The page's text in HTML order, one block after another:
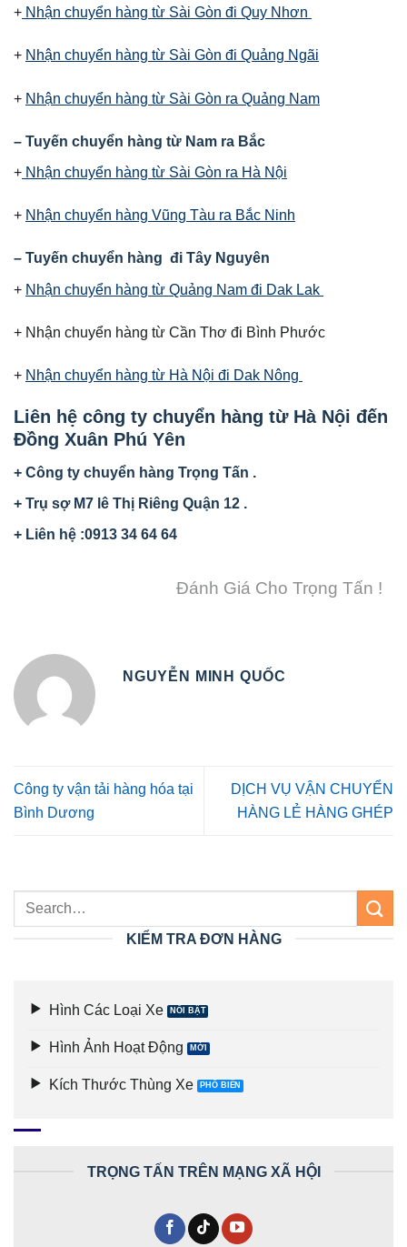
+ Nhận chuyển hàng từ Sài Gòn đi Quy Nhơn
+ Nhận chuyển hàng từ Sài Gòn đi Quảng Ngãi
+ Nhận chuyển hàng từ Sài Gòn ra Quảng Nam
– Tuyến chuyển hàng từ Nam ra Bắc
+ Nhận chuyển hàng từ Sài Gòn ra Hà Nội
+ Nhận chuyển hàng Vũng Tàu ra Bắc Ninh
– Tuyến chuyển hàng đi Tây Nguyên
+ Nhận chuyển hàng từ Quảng Nam đi Dak Lak
+ Nhận chuyển hàng từ Cần Thơ đi Bình Phước
+ Nhận chuyển hàng từ Hà Nội đi Dak Nông
Liên hệ công ty chuyển hàng từ Hà Nội đến
Đồng Xuân Phú Yên
+ Công ty chuyển hàng Trọng Tấn .
+ Trụ sợ M7 lê Thị Riêng Quận 12 .
+ Liên hệ :0913 34 64 64
Đánh Giá Cho Trọng Tấn !
NGUYỄN MINH QUỐC
Công ty vận tải hàng hóa tại
Bình Dương
DỊCH VỤ VẬN CHUYỂN
HÀNG LẺ HÀNG GHÉP
KIỂM TRA ĐƠN HÀNG
Hình Các Loại Xe
Hình Ảnh Hoạt Động
Kích Thước Thùng Xe
TRỌNG TẤN TRÊN MẠNG XÃ HỘI